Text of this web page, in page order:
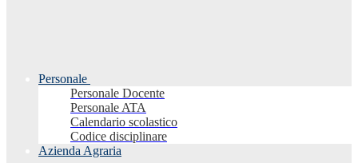
Personale
Personale Docente
Personale ATA
Calendario scolastico
Codice disciplinare
Azienda Agraria